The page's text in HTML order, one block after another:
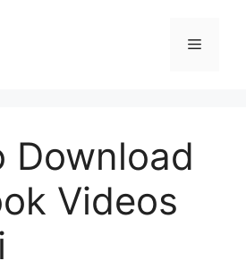
Menu
Download
Videos